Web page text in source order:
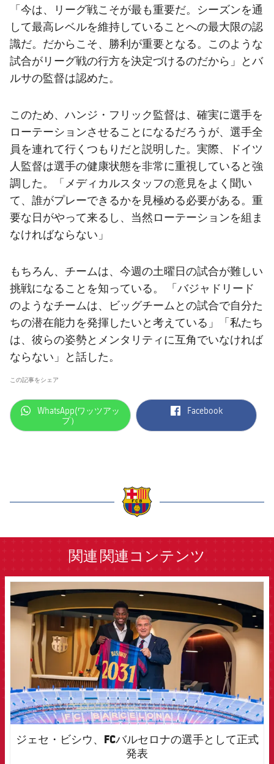
「今は、リーグ戦こそが最も重要だ。シーズンを通
して最高レベルを維持していることへの最大限の認
識だ。だからこそ、勝利が重要となる。このような
試合がリーグ戦の行方を決定づけるのだから」とバ
ルサの監督は認めた。
このため、ハンジ・フリック監督は、確実に選手を
ローテーションさせることになるだろうが、選手全
員を連れて行くつもりだと説明した。実際、ドイツ
人監督は選手の健康状態を非常に重視していると強
調した。「メディカルスタッフの意見をよく聞い
て、誰がプレーできるかを見極める必要がある。重
要な日がやって来るし、当然ローテーションを組ま
なければならない」
もちろん、チームは、今週の土曜日の試合が難しい
挑戦になることを知っている。 「バジャドリード
のようなチームは、ビッグチームとの試合で自分た
ちの潜在能力を発揮したいと考えている」「私たち
は、彼らの姿勢とメンタリティに互角でいなければ
ならない」と話した。
この記事をシェア
label.aria.whatsapp
WhatsApp(ワッツアッ
プ）
label.aria.facebook
Facebook
関連 関連コンテンツ
FCB Barcelona badge
ジェセ・ビシウ、FCバルセロナの選手として正式
発表